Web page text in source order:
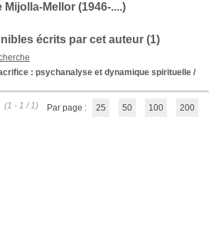
Mellor (1946-....)
écrits par cet auteur (1)
: psychanalyse et dynamique spirituelle /
(1 - 1 / 1) Par page : 25 50 100 200